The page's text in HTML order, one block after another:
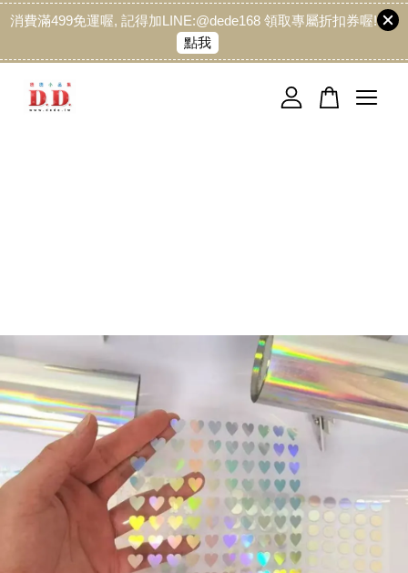
消費滿499免運喔, 記得加LINE:@dede168 領取專屬折扣券喔!
點我
您的購物車目前還是空的。